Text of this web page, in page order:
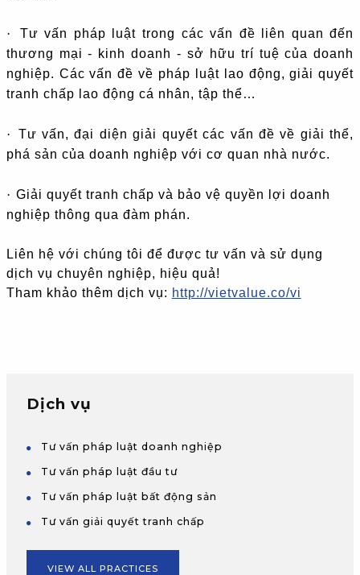
·
Tư vấn pháp luật trong các vấn đề liên quan đến
thương mại - kinh doanh - sở hữu trí tuệ của doanh
nghiệp. Các vấn đề về pháp luật lao động, giải quyết
tranh chấp lao động cá nhân, tập thể…
·
Tư vấn, đại diện giải quyết các vấn đề về giải thể,
phá sản của doanh nghiệp với cơ quan nhà nước.
· Giải quyết tranh chấp và bảo vệ quyền lợi doanh
nghiệp thông qua đàm phán.
Liên hệ với chúng tôi để được tư vấn và sử dụng
dịch vụ chuyên nghiệp, hiệu quả!
Tham khảo thêm dịch vụ: http://vietvalue.co/vi
Dịch vụ
Tư vấn pháp luật doanh nghiệp
Tư vấn pháp luật đầu tư
Tư vấn pháp luật bất động sản
Tư vấn giải quyết tranh chấp
VIEW ALL PRACTICES